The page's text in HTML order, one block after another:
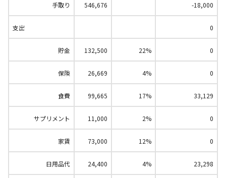
手取り 546,676 -18,000
支出 0
貯金 132,500 22% 0
保険 26,669 4% 0
食費 99,665 17% 33,129
サプリメント 11,000 2% 0
家賃 73,000 12% 0
日用品代 24,400 4% 23,298